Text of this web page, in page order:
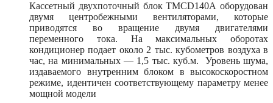
Кассетный двухпоточный блок TMCD140А оборудован
двумя центробежными вентиляторами, которые
приводятся во вращение двумя двигателями
переменного тока. На максимальных оборотах
кондиционер подает около 2 тыс. кубометров воздуха в
час, на минимальных — 1,5 тыс. куб.м. Уровень шума,
издаваемого внутренним блоком в высокоскоростном
режиме, идентичен соответствующему параметру менее
мощной модели